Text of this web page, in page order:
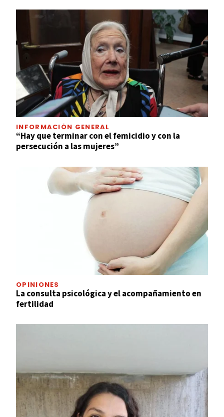
INFORMACIÓN GENERAL
“Hay que terminar con el femicidio y con la
persecución a las mujeres”
OPINIONES
La consulta psicológica y el acompañamiento en
fertilidad